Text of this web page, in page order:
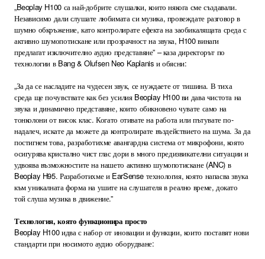
„Beoplay H100 са най-добрите слушалки, които някога сме създавали.
Независимо дали слушате любимата си музика, провеждате разговор в
шумно обкръжение, като контролирате ефекта на заобикалящата среда с
активно шумопотискане или прозрачност на звука, H100 винаги
предлагат изключително аудио представяне” – каза директорът по
технологии в Bang & Olufsen Neo Kaplanis и обясни:
„За да се насладите на чудесен звук, се нуждаете от тишина. В тиха
среда ще почувствате как без усилия Beoplay H100 ви дава чистота на
звука и динамично представяне, които обикновено чувате само на
тонколони от висок клас. Когато отивате на работа или пътувате по-
надалеч, искате да можете да контролирате въздействието на шума. За да
постигнем това, разработихме авангардна система от микрофони, която
осигурява кристално чист глас дори в много предизвикателни ситуации и
удвоява възможностите на нашето активно шумопотискане (ANC) в
Beoplay H95. Разработихме и EarSense технология, която напасва звука
към уникалната форма на ушите на слушателя в реално време, докато
той слуша музика в движение.”
Технология, която функционира просто
Beoplay H100 идва с набор от иновации и функции, които поставят нови
стандарти при носимото аудио оборудване: